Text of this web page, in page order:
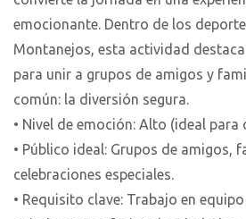
emocionante. Dentro de los
Montanejos, esta actividad
para unir a grupos de amigos y
común: la diversión segura.
• Nivel de emoción: Alto (ideal
• Público ideal: Grupos de amigos,
celebraciones especiales.
• Requisito clave: Trabajo en